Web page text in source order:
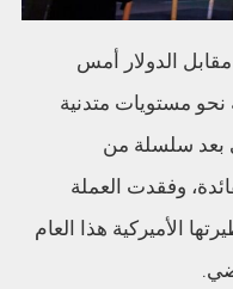
وتراجعت الليرة التركية إلى 17.19 مقابل الدولار أمس
مستويات متدنية
بعد سلسلة من
وفقدت العملة
نظيرتها الأميركية هذا العام